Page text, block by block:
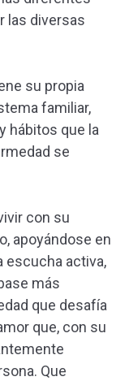
las diversas
su propia
familiar,
hábitos que la
se
con su
apoyándose en
escucha activa,
más
que desafía
que, con su
Que